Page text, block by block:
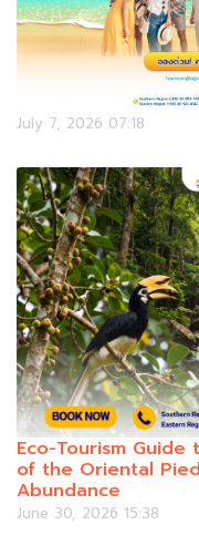
July 7, 2026 07:18
Eco-Tourism
of the Oriental
Abundance
June 30, 2026 15:38